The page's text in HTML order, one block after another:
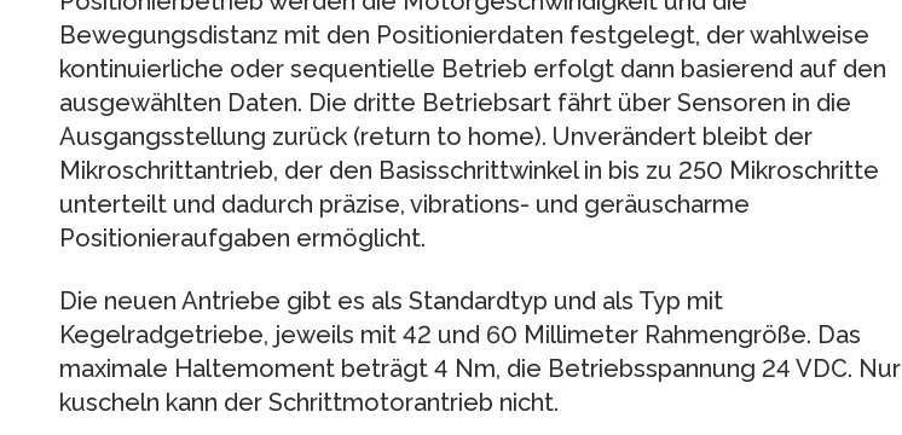
Bewegungsdistanz mit den Positionierdaten festgelegt, der wahlweise
kontinuierliche oder sequentielle Betrieb erfolgt dann basierend auf den
ausgewählten Daten. Die dritte Betriebsart fährt über Sensoren in die
Ausgangsstellung zurück (return to home). Unverändert bleibt der
Mikroschrittantrieb, der den Basisschrittwinkel in bis zu 250 Mikroschritte
unterteilt und dadurch präzise, vibrations- und geräuscharme
Positionieraufgaben ermöglicht.
Die neuen Antriebe gibt es als Standardtyp und als Typ mit
Kegelradgetriebe, jeweils mit 42 und 60 Millimeter Rahmengröße. Das
maximale Haltemoment beträgt 4 Nm, die Betriebsspannung 24 VDC. Nur
kuscheln kann der Schrittmotorantrieb nicht.